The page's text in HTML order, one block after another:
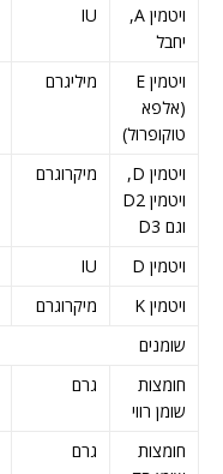
ויטמין A,
יחבל
IU
ויטמין E
(אלפא
טוקופרול)
מיליגרם
ויטמין D,
ויטמין D2
וגם D3
מיקרוגרם
ויטמין D IU
ויטמין K
מיקרוגרם
שומנים
חומצות
שומן רווי
גרם
חומצות
גרם